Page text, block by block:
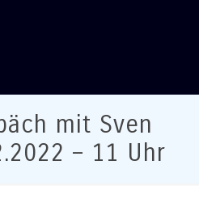
mit Sven
– 11 Uhr